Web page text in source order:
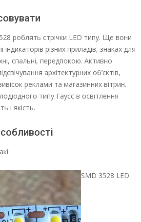
роблять стрічки LЕD типу. Ще вони
різних приладів, знаках для
спальні, передпокою. Активно
архітектурних об’єктів,
реклами та магазинних вітрин.
типу Гаусс в освітлення
і якість.
SМD 3528 LЕD